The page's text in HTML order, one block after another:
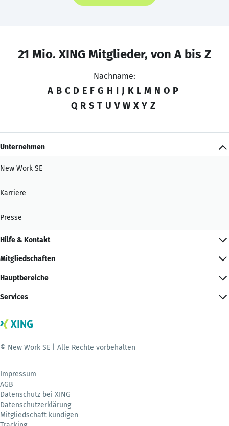
21 Mio. XING Mitglieder, von A bis Z
Nachname:
A B C D E F G H I J K L M N O P
Q R S T U V W X Y Z
Unternehmen
New Work SE
Karriere
Presse
Hilfe & Kontakt
Mitgliedschaften
Hauptbereiche
Services
© New Work SE | Alle Rechte vorbehalten
Impressum
AGB
Datenschutz bei XING
Datenschutzerklärung
Mitgliedschaft kündigen